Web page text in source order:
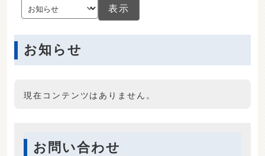
表示
お知らせ
現在コンテンツはありません。
お問い合わせ